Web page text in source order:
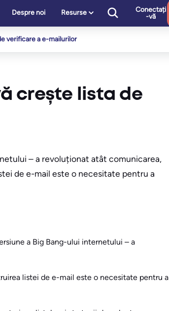
Despre noi Resurse
Conectați
-vă
verificare a e-mailurilor
crește lista de
– a revoluționat atât comunicarea,
de e-mail este o necesitate pentru a
a Big Bang-ului internetului – a
listei de e-mail este o necesitate pentru a